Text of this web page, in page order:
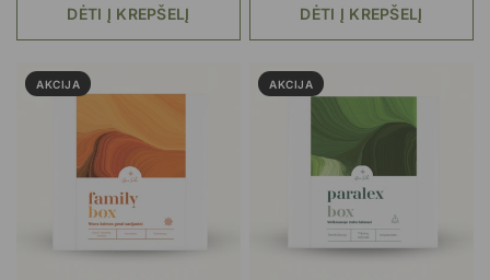
DĖTI Į KREPŠELĮ DĖTI Į KREPŠELĮ
AKCIJA AKCIJA